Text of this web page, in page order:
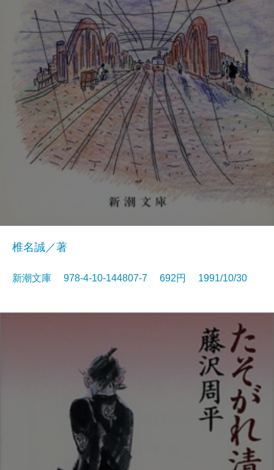
椎名誠／著
新潮文庫 978-4-10-144807-7 692円 1991/10/30